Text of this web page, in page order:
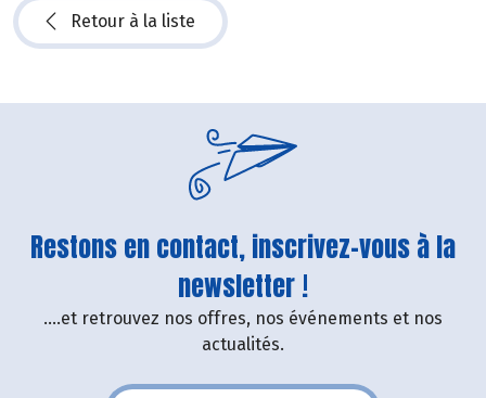
Retour à la liste
Restons en contact, inscrivez-vous à la
newsletter !
....et retrouvez nos offres, nos événements et nos
actualités.